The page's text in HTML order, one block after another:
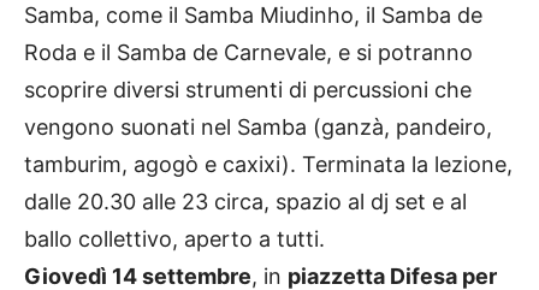
Samba, come il Samba Miudinho, il Samba de
Roda e il Samba de Carnevale, e si potranno
scoprire diversi strumenti di percussioni che
vengono suonati nel Samba (ganzà, pandeiro,
tamburim, agogò e caxixi). Terminata la lezione,
dalle 20.30 alle 23 circa, spazio al dj set e al
ballo collettivo, aperto a tutti.
Giovedì 14 settembre, in piazzetta Difesa per